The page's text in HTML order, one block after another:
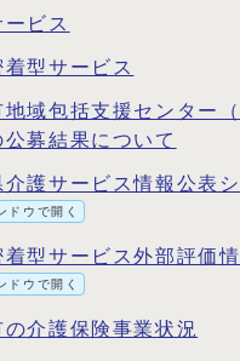
ビス
型サービス
地域包括支援センター
公募結果について
介護サービス情報公表
ドウで開く
着型サービス外部評価情
ドウで開く
の介護保険事業状況